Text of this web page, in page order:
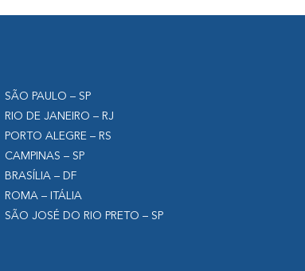
SÃO PAULO – SP
RIO DE JANEIRO – RJ
PORTO ALEGRE – RS
CAMPINAS – SP
BRASÍLIA – DF
ROMA – ITÁLIA
SÃO JOSÉ DO RIO PRETO – SP